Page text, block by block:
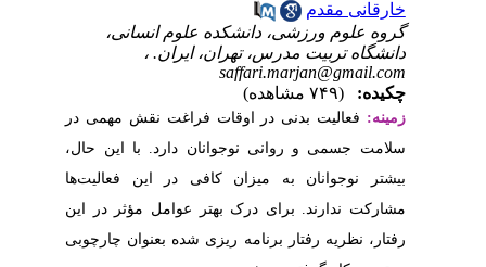
نقش مهمی در
با این حال،
این فعالیت‌ها
مؤثر در این
بعنوان چارچوبی